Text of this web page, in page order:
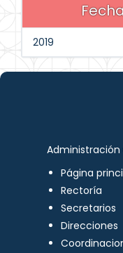
2019
Administración
Página
Rectoría
Secretarios
Direcciones